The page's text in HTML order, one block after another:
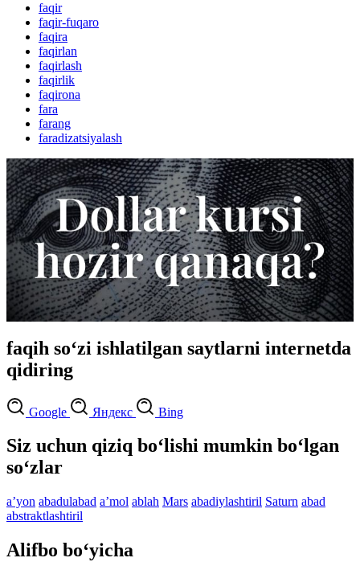
faqir
faqir-fuqaro
faqira
faqirlan
faqirlash
faqirlik
faqirona
fara
farang
faradizatsiyalash
faqih so‘zi ishlatilgan saytlarni internetda
qidiring
Google Яндекс Bing
Siz uchun qiziq bo‘lishi mumkin bo‘lgan
so‘zlar
aʼyon abadulabad aʼmol ablah Mars abadiylashtiril Saturn abad
abstraktlashtiril
Alifbo bo‘yicha